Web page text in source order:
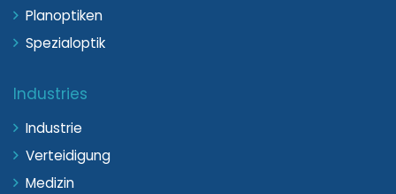
Planoptiken
Spezialoptik
Industries
Industrie
Verteidigung
Medizin